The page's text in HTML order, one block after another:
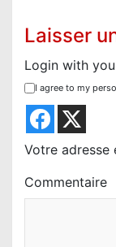
Laisser
Login with
I agree to my
Votre adresse
Commentaire